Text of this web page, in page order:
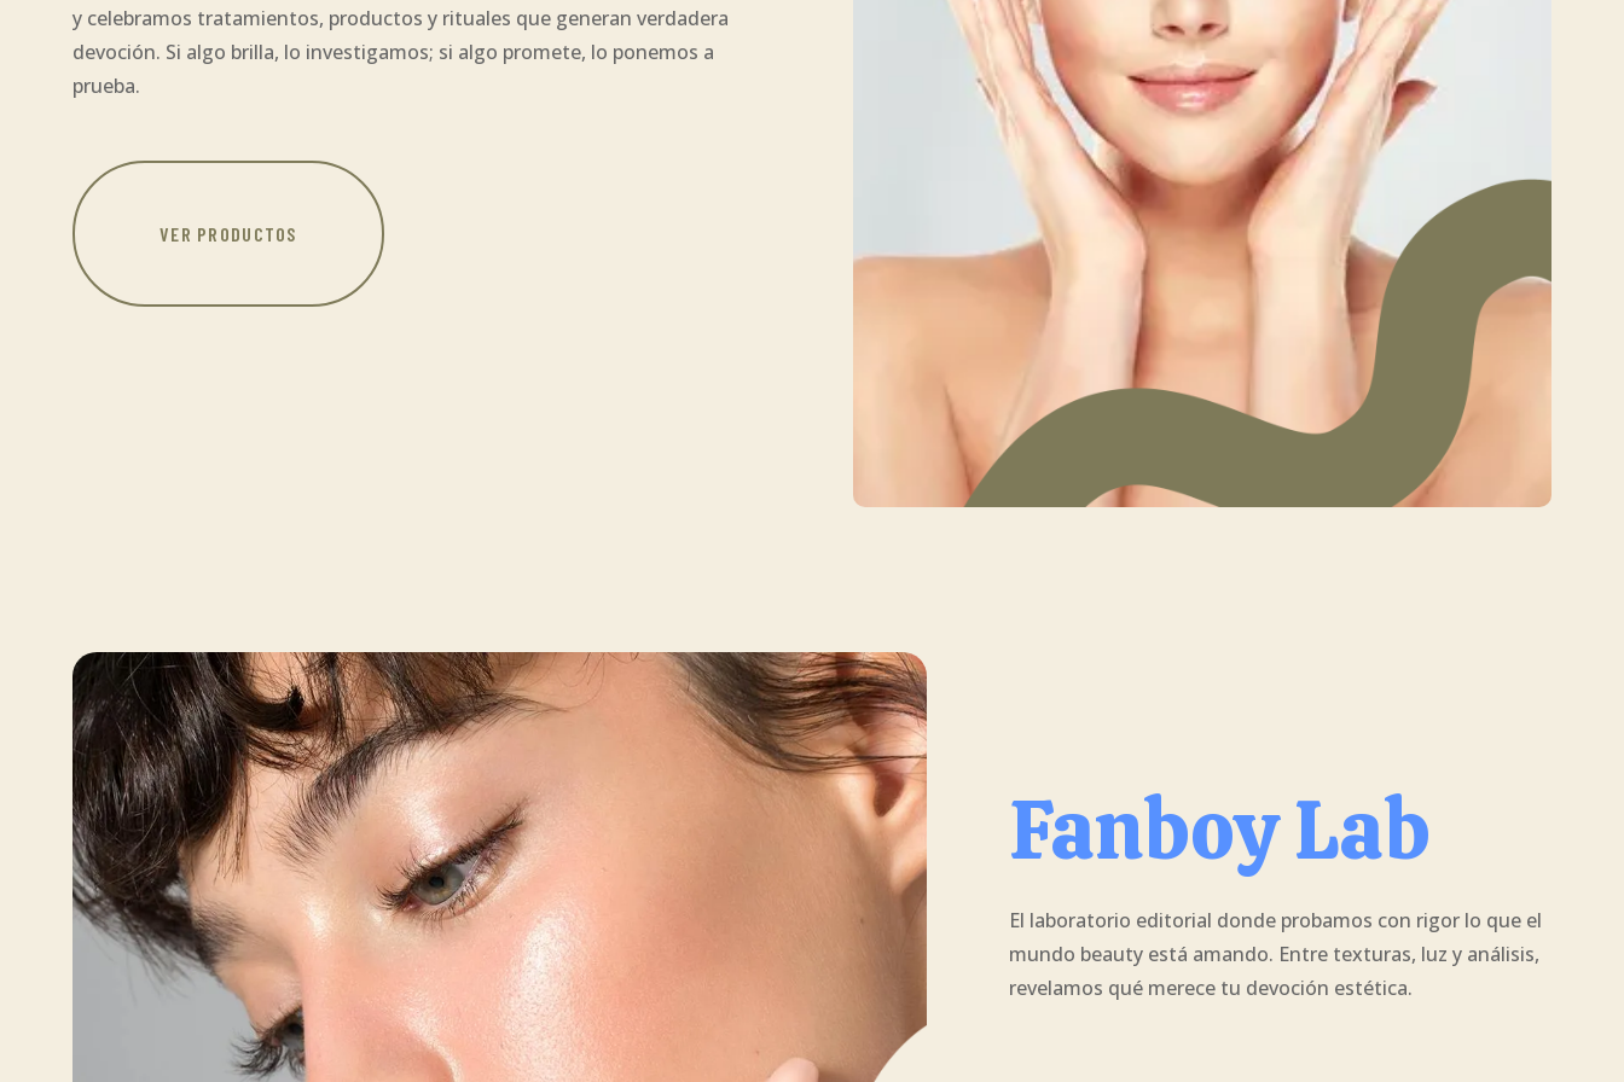
y celebramos tratamientos, productos y rituales que generan verdadera
devoción. Si algo brilla, lo investigamos; si algo promete, lo ponemos a
prueba.
VER PRODUCTOS
Fanboy Lab
El laboratorio editorial donde probamos con rigor lo que el
mundo beauty está amando. Entre texturas, luz y análisis,
revelamos qué merece tu devoción estética.